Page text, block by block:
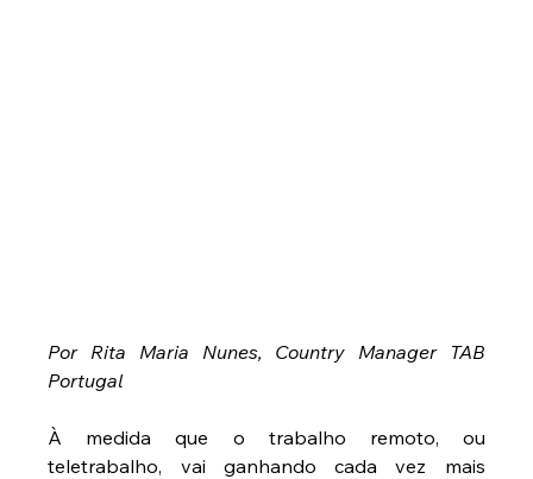
Por Rita Maria Nunes, Country Manager TAB
Portugal
À medida que o trabalho remoto, ou
teletrabalho, vai ganhando cada vez mais